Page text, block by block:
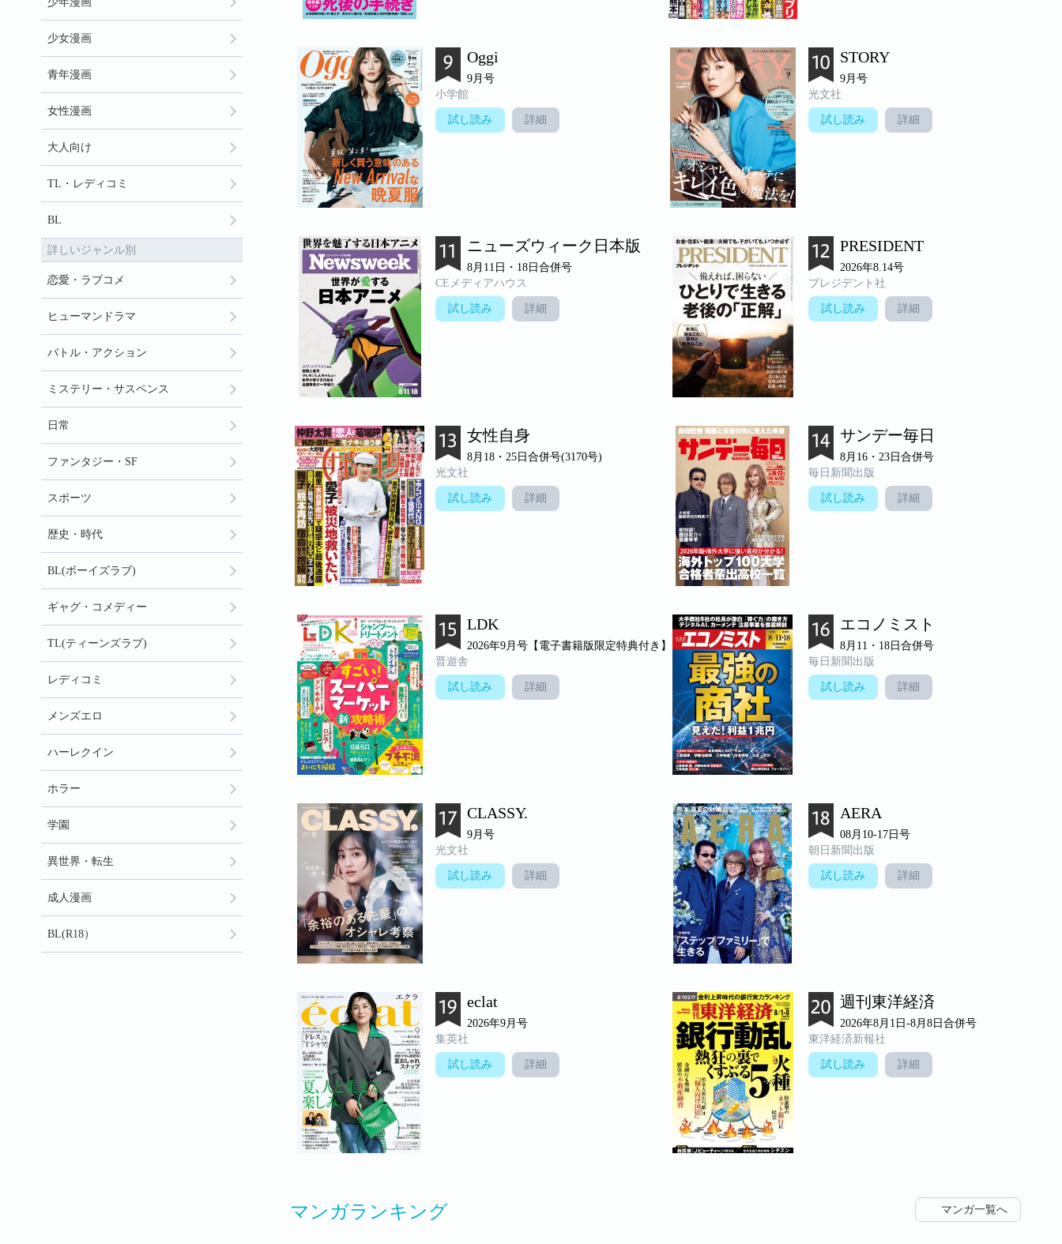
Oggi
9月号
小学館
試し読み 詳細
STORY
9月号
光文社
試し読み 詳細
ニューズウィーク日本版
8月11日・18日合併号
CEメディアハウス
試し読み 詳細
PRESIDENT
2026年8.14号
プレジデント社
試し読み 詳細
女性自身
8月18・25日合併号(3170号)
光文社
試し読み 詳細
サンデー毎日
8月16・23日合併号
毎日新聞出版
試し読み 詳細
LDK
2026年9月号【電子書籍版限定特典付き】
晋遊舎
試し読み 詳細
エコノミスト
8月11・18日合併号
毎日新聞出版
試し読み 詳細
CLASSY.
9月号
光文社
試し読み 詳細
AERA
08月10-17日号
朝日新聞出版
試し読み 詳細
eclat
2026年9月号
集英社
試し読み 詳細
週刊東洋経済
2026年8月1日-8月8日合併号
東洋経済新報社
試し読み 詳細
マンガランキング マンガ一覧へ
少女漫画
青年漫画
女性漫画
大人向け
TL・レディコミ
BL
詳しいジャンル別
恋愛・ラブコメ
ヒューマンドラマ
バトル・アクション
ミステリー・サスペンス
日常
ファンタジー・SF
スポーツ
歴史・時代
BL(ボーイズラブ)
ギャグ・コメディー
TL(ティーンズラブ)
レディコミ
メンズエロ
ハーレクイン
ホラー
学園
異世界・転生
成人漫画
BL(R18）